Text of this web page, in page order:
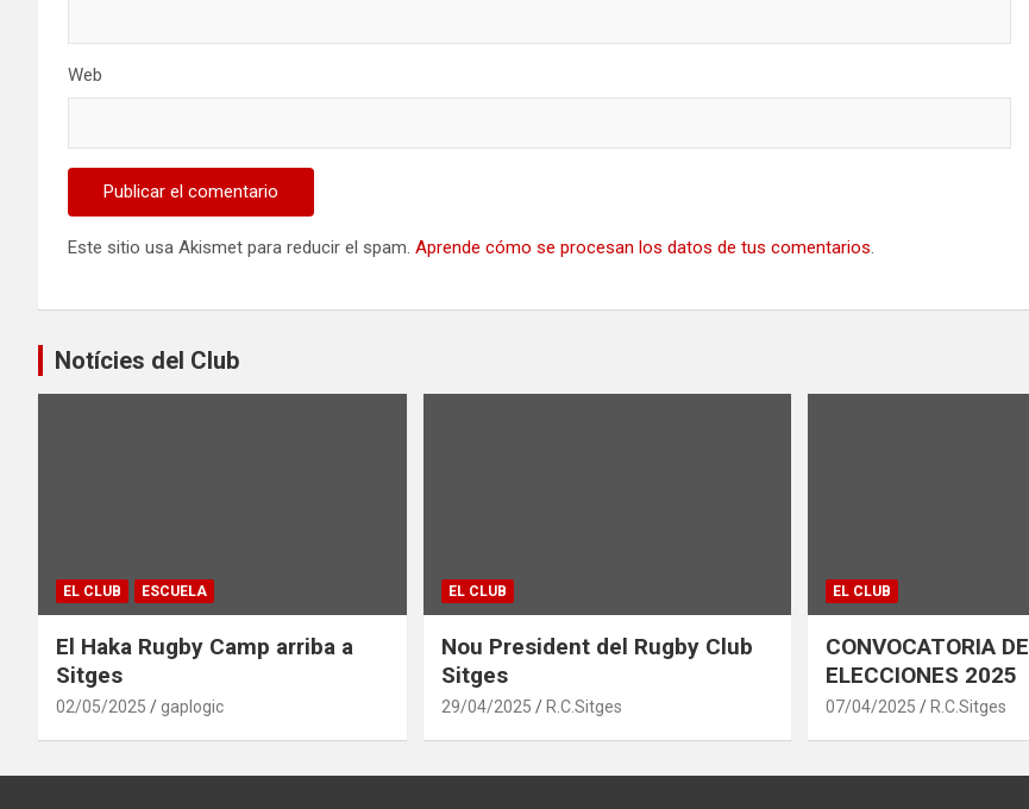
Web
Este sitio usa Akismet para reducir el spam. Aprende cómo se procesan los datos de tus comentarios.
Notícies del Club
EL CLUB ESCUELA
El Haka Rugby Camp arriba a
Sitges
02/05/2025 gaplogic
EL CLUB
Nou President del Rugby Club
Sitges
29/04/2025 R.C.Sitges
EL CLUB
CONVOCATORIA DE
ELECCIONES 2025
07/04/2025 R.C.Sitges